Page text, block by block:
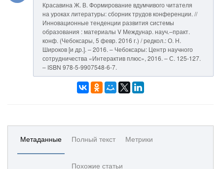
Красавина Ж. В. Формирование вдумчивого читателя
на уроках литературы: сборник трудов конференции. //
Инновационные тенденции развития системы
образования : материалы V Междунар. науч.–практ.
конф. (Чебоксары, 5 февр. 2016 г.) / редкол.: О. Н.
Широков [и др.]. – 2016. – Чебоксары: Центр научного
сотрудничества «Интерактив плюс», 2016. – С. 125-127.
– ISBN 978-5-9907548-6-7.
Метаданные Полный текст Метрики
Похожие статьи